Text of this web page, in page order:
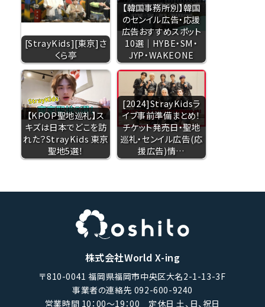
[StrayKids][東京]さ
くら亭
【韓国事務所別】韓国
のセンイル広告・応援
広告おすすめスポット
10選｜HYBE・SM・
JYP・WAKEONE
【KPOP聖地巡礼】ス
キズは日本でどこを訪
れた？StrayKids 東京
聖地5選！
[2024]StrayKidsラ
イブ事前準備まとめ！
チケット発売日・聖地
巡礼・センイル広告(応
援広告)情…
株式会社World X-ing
〒810-0041 福岡県福岡市中央区大名2-1-13-3F
事業者の連絡先 092-600-9240
営業時間 10：00〜19：00 定休日 土、日、祝日